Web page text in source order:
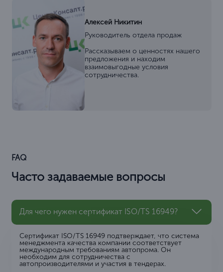
Алексей Никитин
Руководитель отдела продаж
Рассказываем о ценностях нашего
предложения и находим
взаимовыгодные условия
сотрудничества.
FAQ
Часто задаваемые вопросы
Для чего нужен сертификат ISO/TS 16949?
Сертификат ISO/TS 16949 подтверждает, что система
менеджмента качества компании соответствует
международным требованиям автопрома. Он
необходим для сотрудничества с
автопроизводителями и участия в тендерах.